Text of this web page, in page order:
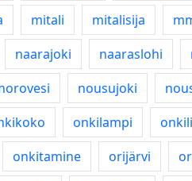
mitali mitalisija
naarajoki naaraslohi
nousujoki
onkilampi
onkitamine orijärvi